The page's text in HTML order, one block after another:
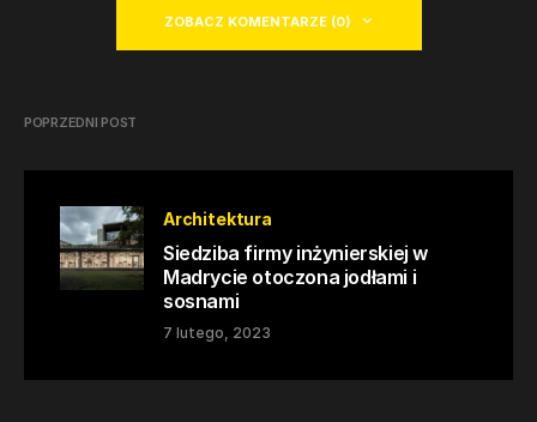
ZOBACZ KOMENTARZE (0)
POPRZEDNI POST
Architektura
Siedziba firmy inżynierskiej w
Madrycie otoczona jodłami i
sosnami
7 lutego, 2023